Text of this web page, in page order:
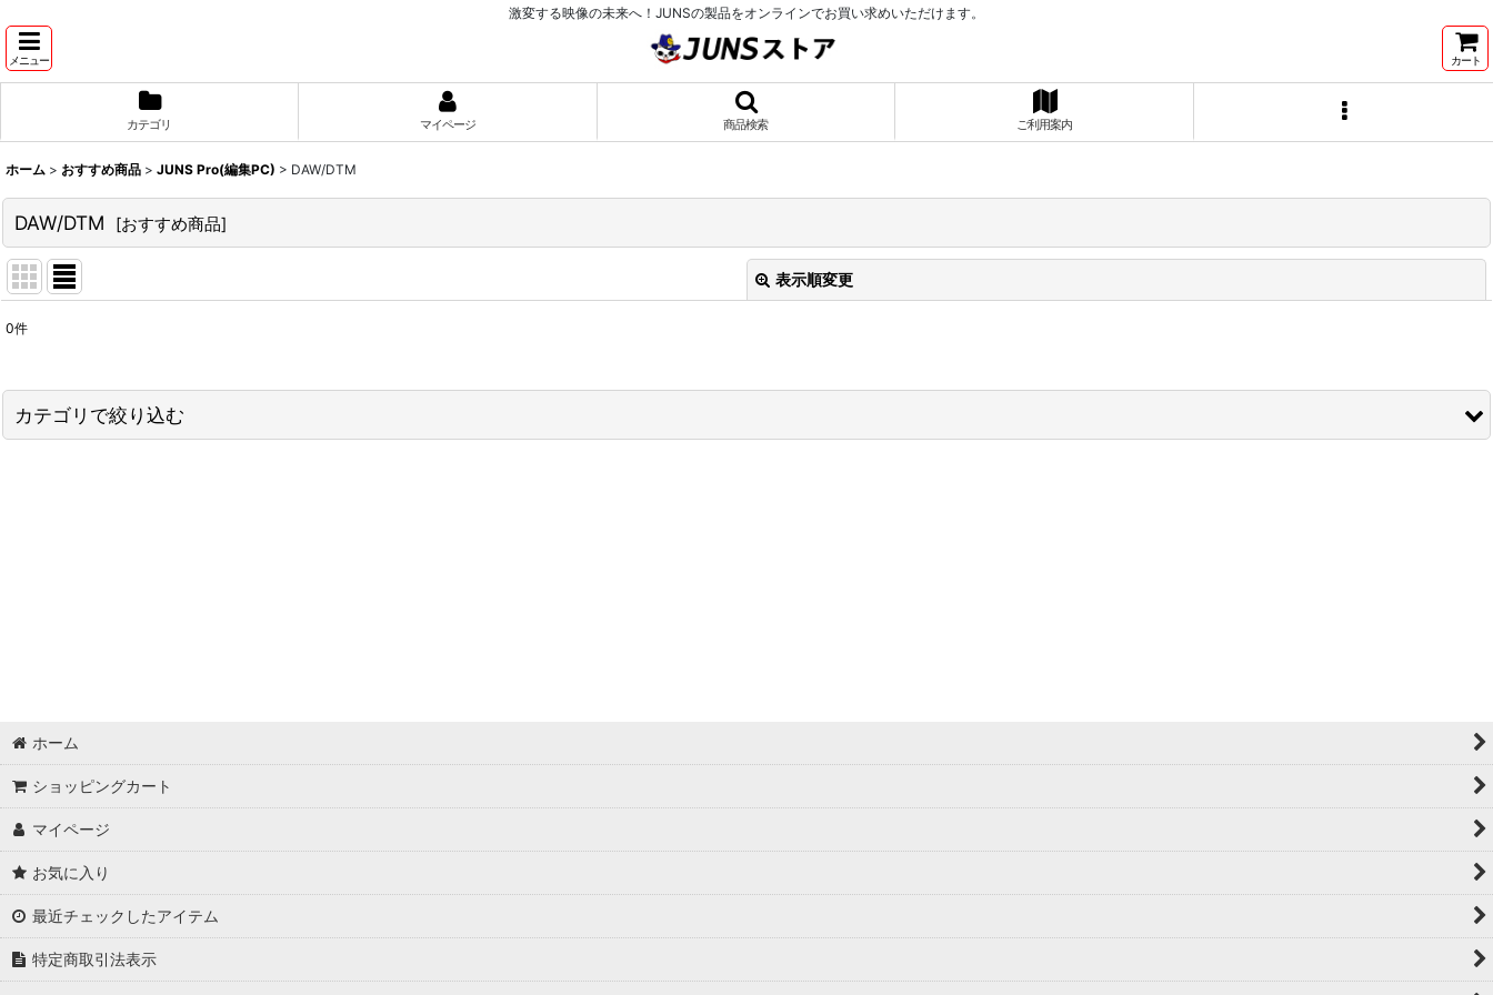
激変する映像の未来へ！JUNSの製品をオンラインでお買い求めいただけます。
メニュー カート
カテゴリ マイページ 商品検索 ご利用案内
ホーム > おすすめ商品 > JUNS Pro(編集PC) > DAW/DTM
DAW/DTM [おすすめ商品]
表示順変更
並び順:
0件
カテゴリで絞り込む
ホーム
ショッピングカート
マイページ
お気に入り
最近チェックしたアイテム
特定商取引法表示